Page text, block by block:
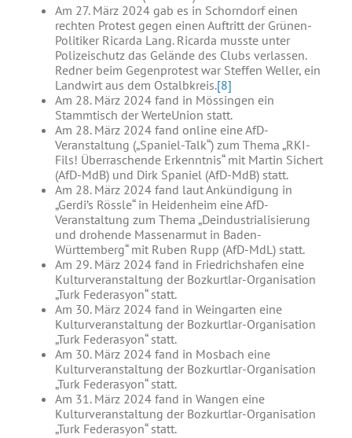
Am 27. März 2024 gab es in Schorndorf einen
rechten Protest gegen einen Auftritt der Grünen-
Politiker Ricarda Lang. Ricarda musste unter
Polizeischutz das Gelände des Clubs verlassen.
Redner beim Gegenprotest war Steffen Weller, ein
Landwirt aus dem Ostalbkreis.[8]
Am 28. März 2024 fand in Mössingen ein
Stammtisch der WerteUnion statt.
Am 28. März 2024 fand online eine AfD-
Veranstaltung („Spaniel-Talk“) zum Thema „RKI-
Fils! Überraschende Erkenntnis“ mit Martin Sichert
(AfD-MdB) und Dirk Spaniel (AfD-MdB) statt.
Am 28. März 2024 fand laut Ankündigung in
„Gerdi’s Rössle“ in Heidenheim eine AfD-
Veranstaltung zum Thema „Deindustrialisierung
und drohende Massenarmut in Baden-
Württemberg“ mit Ruben Rupp (AfD-MdL) statt.
Am 29. März 2024 fand in Friedrichshafen eine
Kulturveranstaltung der Bozkurtlar-Organisation
„Turk Federasyon“ statt.
Am 30. März 2024 fand in Weingarten eine
Kulturveranstaltung der Bozkurtlar-Organisation
„Turk Federasyon“ statt.
Am 30. März 2024 fand in Mosbach eine
Kulturveranstaltung der Bozkurtlar-Organisation
„Turk Federasyon“ statt.
Am 31. März 2024 fand in Wangen eine
Kulturveranstaltung der Bozkurtlar-Organisation
„Turk Federasyon“ statt.